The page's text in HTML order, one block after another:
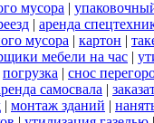
мусора |
| аренда
мусора | картон |
мебели на час |
погрузка | снос
самосвала |
| монтаж зданий |